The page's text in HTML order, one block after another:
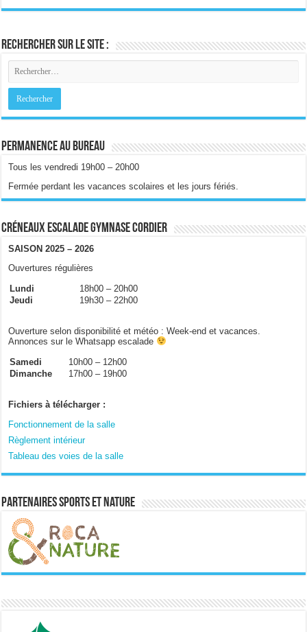
Rechercher sur le site :
Permanence au bureau
Tous les vendredi 19h00 – 20h00
Fermée perdant les vacances scolaires et les jours fériés.
Créneaux escalade gymnase Cordier
SAISON 2025 – 2026
Ouvertures régulières
Lundi
18h00 – 20h00
Jeudi
19h30 – 22h00
Ouverture selon disponibilité et météo : Week-end et vacances.
Annonces sur le Whatsapp escalade
Samedi
10h00 – 12h00
Dimanche
17h00 – 19h00
Fichiers à télécharger :
Fonctionnement de la salle
Règlement intérieur
Tableau des voies de la salle
Partenaires sports et nature